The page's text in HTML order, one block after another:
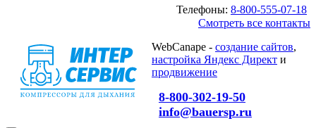
Телефоны: 8-800-555-07-18
Смотреть все контакты
WebCanape - создание сайтов,
настройка Яндекс Директ и
продвижение
8-800-302-19-50
info@bauersp.ru